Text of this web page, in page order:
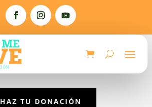
HAZ TU DONACIÓN